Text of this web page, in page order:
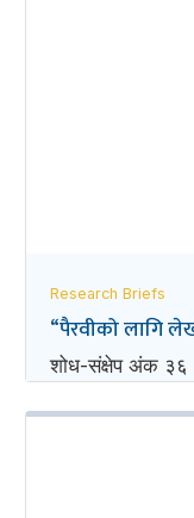
Research Briefs
“पैरवीको लागि
शोध-संक्षेप अंक ३६